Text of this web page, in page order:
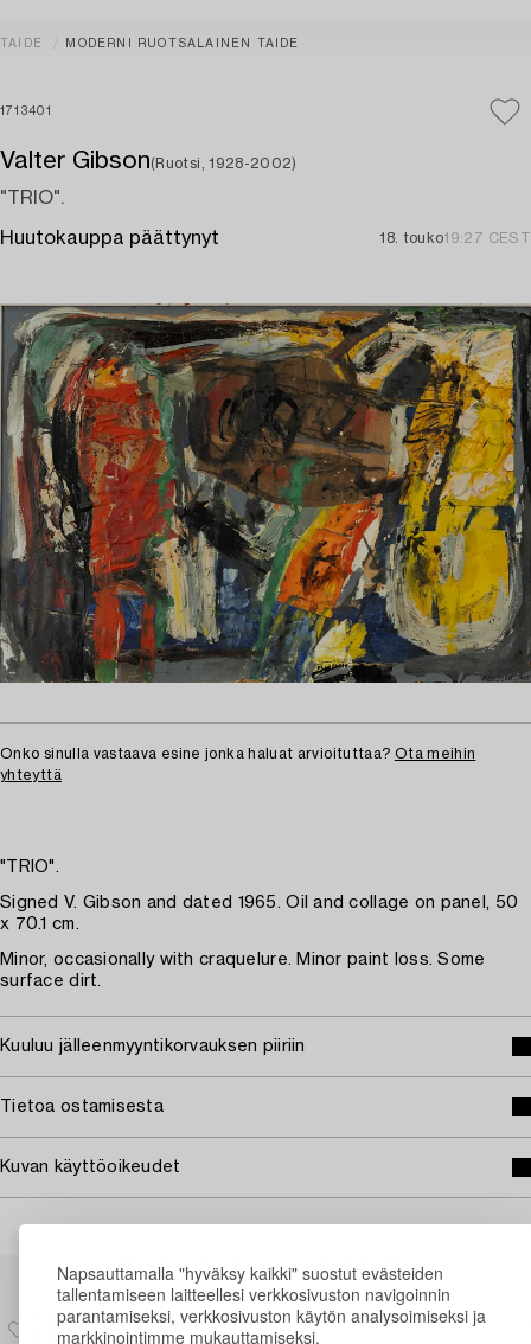
Napsauttamalla "hyväksy kaikki" suostut evästeiden
tallentamiseen laitteellesi verkkosivuston navigoinnin
parantamiseksi, verkkosivuston käytön analysoimiseksi ja
markkinointimme mukauttamiseksi.
TAIDE MODERNI RUOTSALAINEN TAIDE
1713401
Valter Gibson(Ruotsi, 1928-2002)
"TRIO".
Huutokauppa päättynyt 18. touko19:27 CEST
Onko sinulla vastaava esine jonka haluat arvioituttaa? Ota meihin
yhteyttä
"TRIO".
Signed V. Gibson and dated 1965. Oil and collage on panel, 50
x 70.1 cm.
Minor, occasionally with craquelure. Minor paint loss. Some
surface dirt.
Kuuluu jälleenmyyntikorvauksen piiriin
Tietoa ostamisesta
Kuvan käyttöoikeudet
Muiden katsomia kohteita